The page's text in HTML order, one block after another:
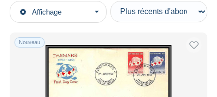
Affichage
Catégories principales
Europe
Danemark
Types de vente
En cours
Prix fixes
Enchères avec offres
Enchères sans offres
Maisons de vente
Nouveau